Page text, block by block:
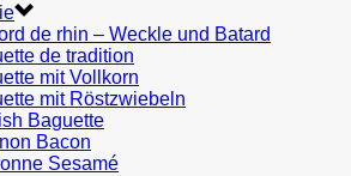
de rhin – Weckle und Batard
de tradition
mit Vollkorn
mit Röstzwiebeln
Baguette
Bacon
Sesamé